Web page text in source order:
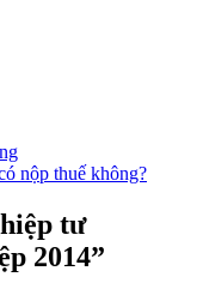
nộp thuế không?
tư
2014”